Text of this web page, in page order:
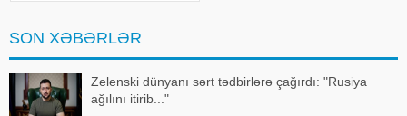
gündəmə gətirib. Bununla belə,
SON XƏBƏRLƏR
Zelenski dünyanı sərt tədbirlərə çağırdı: "Rusiya
ağılını itirib..."